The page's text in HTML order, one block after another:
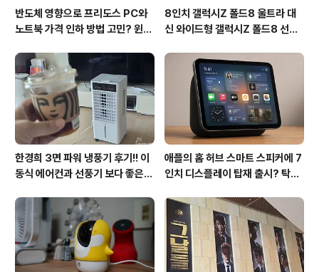
반도체 영향으로 프리도스 PC와
노트북 가격 인하 방법 고민? 윈도
방법?(feat. vip-scdkeys)
8인치 갤럭시Z 폴드8 울트라 대
신 와이드형 갤럭시Z 폴드8 선
이 미제공!!
한경희 3면 파워 냉풍기 후기!! 이
동식 에어컨과 선풍기 보다 좋은
애플의 홈 허브 스마트 스피커에 7
인치 디스플레이 탑재 출시? 탁상
체제 적용!!